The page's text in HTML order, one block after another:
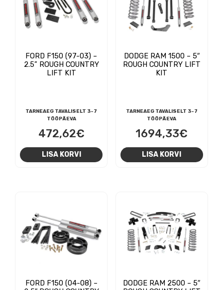
FORD F150 (97-03) –
2.5” ROUGH COUNTRY
LIFT KIT
TARNEAEG TAVALISELT 3-7
TÖÖPÄEVA
472,62€
LISA KORVI
DODGE RAM 1500 – 5″
ROUGH COUNTRY LIFT
KIT
TARNEAEG TAVALISELT 3-7
TÖÖPÄEVA
1694,33€
LISA KORVI
FORD F150 (04-08) –
DODGE RAM 2500 – 5″